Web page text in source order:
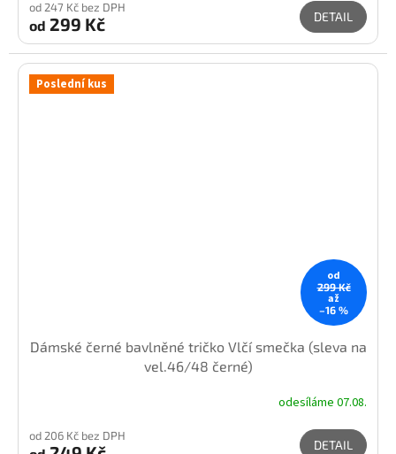
od 247 Kč bez DPH
od 299 Kč DETAIL
Poslední kus
od
299 Kč
až
–16 %
Dámské černé bavlněné tričko Vlčí smečka (sleva na
vel.46/48 černé)
odesíláme 07.08.
od 206 Kč bez DPH
DETAIL